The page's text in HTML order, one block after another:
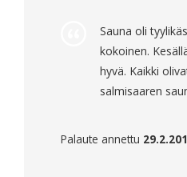
Sauna oli
kokoinen.
hyvä. Kaikki
salmisaaren
Palaute annettu